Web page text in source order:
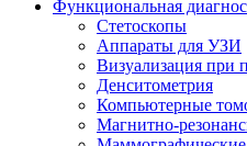
Функциональная
Cтетоскопы
Аппараты для УЗИ
Визуализация
Денситометрия
Компьютерные
Магнитно-